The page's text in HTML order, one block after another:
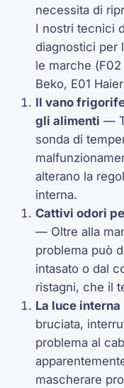
necessita di
I nostri tecnici
diagnostici per
le marche (F02
Beko, E01
Il vano
gli alimenti —
sonda di
alterano la
interna.
Cattivi odori
— Oltre alla
problema può
intasato o dal
ristagni, che il
La luce
bruciata,
problema al
mascherare